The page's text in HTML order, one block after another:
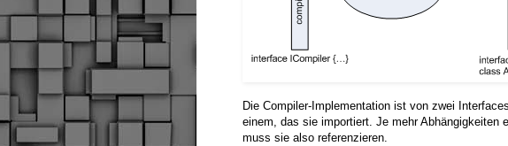
Die Compiler-Implementation ist von zwei
einem, das sie importiert. Je mehr Abhängigkeiten
muss sie also referenzieren.